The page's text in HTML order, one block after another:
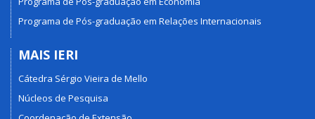
Programa de Pós-graduação em Relações Internacionais
MAIS IERI
Cátedra Sérgio Vieira de Mello
Núcleos de Pesquisa